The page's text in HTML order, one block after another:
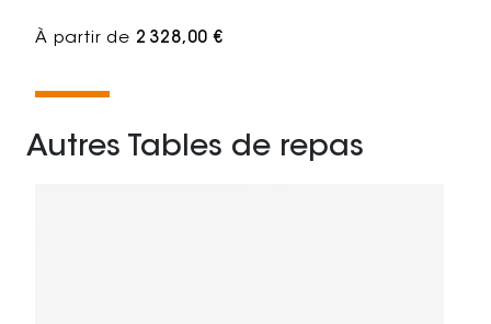
À partir de 2 328,00 €
Autres Tables de repas